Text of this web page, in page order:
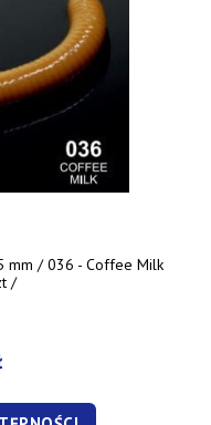
mm / 036 - Coffee Milk
/